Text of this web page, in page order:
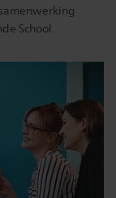
School.